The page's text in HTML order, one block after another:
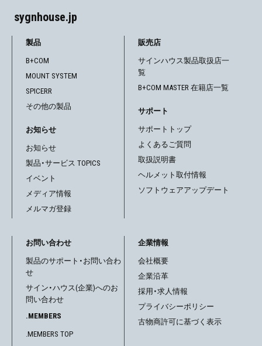
sygnhouse.jp
製品
B+COM
MOUNT SYSTEM
SPICERR
その他の製品
お知らせ
お知らせ
製品・サービス TOPICS
イベント
メディア情報
メルマガ登録
販売店
サインハウス製品取扱店一
覧
B+COM MASTER 在籍店一覧
サポート
サポートトップ
よくあるご質問
取扱説明書
ヘルメット取付情報
ソフトウェアアップデート
お問い合わせ
製品のサポート・お問い合わ
せ
サイン・ハウス(企業)へのお
問い合わせ
.MEMBERS
.MEMBERS TOP
企業情報
会社概要
企業沿革
採用・求人情報
プライバシーポリシー
古物商許可に基づく表示